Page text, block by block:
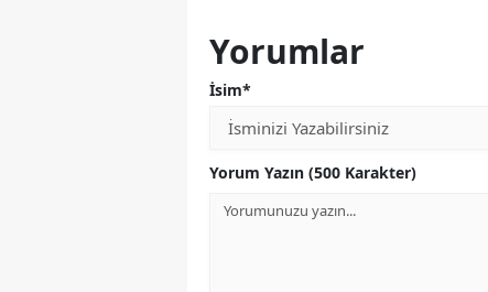
Yorumlar
İsim*
Yorum Yazın (500 Karakter)